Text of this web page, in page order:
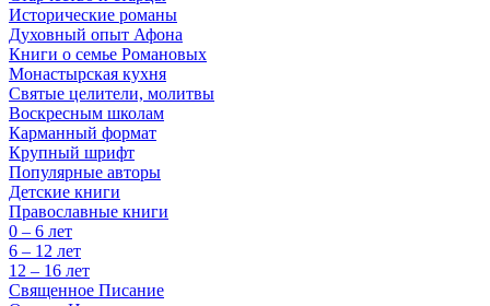
Исторические романы
Духовный опыт Афона
Книги о семье Романовых
Монастырская кухня
Святые целители, молитвы
Воскресным школам
Карманный формат
Крупный шрифт
Популярные авторы
Детские книги
Православные книги
0 – 6 лет
6 – 12 лет
12 – 16 лет
Священное Писание